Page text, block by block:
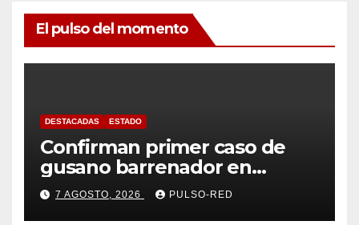
El pulso del momento
DESTACADAS ESTADO
Confirman primer caso de
gusano barrenador en
humano en Tlaxcala
7 AGOSTO, 2026 PULSO-RED